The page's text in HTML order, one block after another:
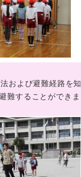
および避難経路を知
難することができま